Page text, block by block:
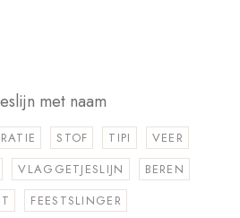
met naam
STOF TIPI
VEER
VLAGGETJESLIJN
BEREN
FEESTSLINGER